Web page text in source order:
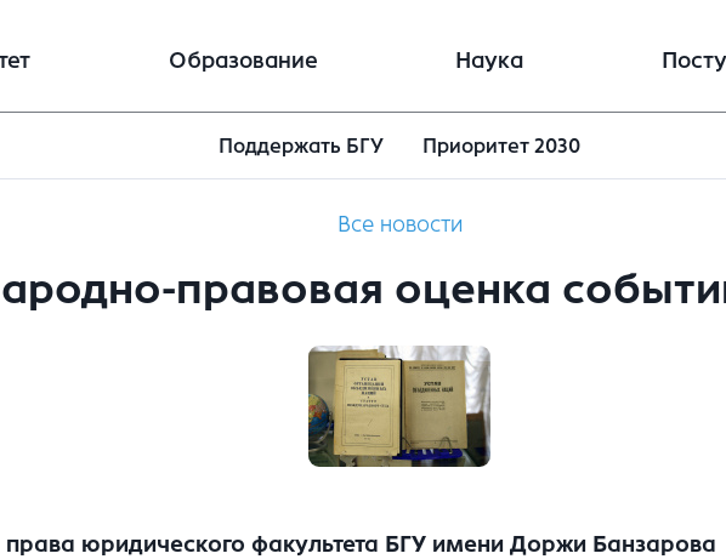
Образование Наука
Поддержать БГУ Приоритет 2030
Все новости
правовая оценка
юридического факультета БГУ имени Доржи Банзарова